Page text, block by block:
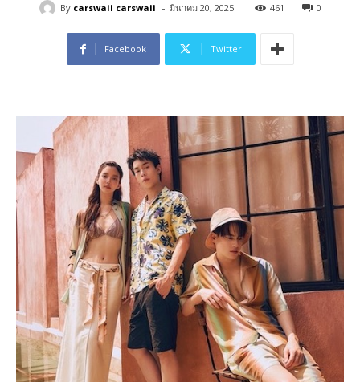
By carswaii carswaii - มีนาคม 20, 2025 461 0
Facebook Twitter